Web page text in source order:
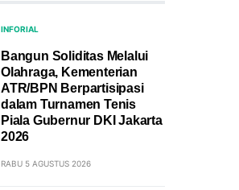
INFORIAL
Bangun Soliditas Melalui
Olahraga, Kementerian
ATR/BPN Berpartisipasi
dalam Turnamen Tenis
Piala Gubernur DKI Jakarta
2026
RABU 5 AGUSTUS 2026